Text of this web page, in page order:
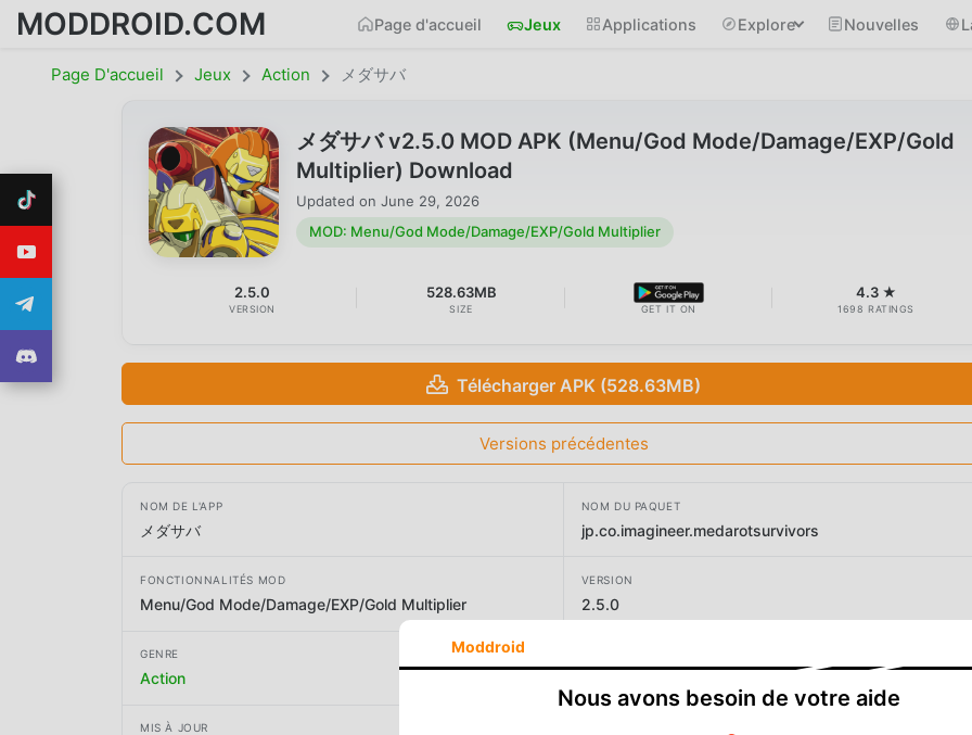
MODDROID.COM Page d'accueil Jeux Applications Explore Nouvelles
Page D'accueil Jeux Action メダサバ
メダサバ v2.5.0 MOD APK (Menu/God Mode/Damage/EXP/Gold
Multiplier) Download
Updated on June 29, 2026
MOD: Menu/God Mode/Damage/EXP/Gold Multiplier
2.5.0
VERSION
528.63MB
SIZE GET IT ON
4.3 ★
1698 RATINGS
Télécharger APK (528.63MB)
Versions précédentes
NOM DE L'APP
メダサバ
NOM DU PAQUET
jp.co.imagineer.medarotsurvivors
FONCTIONNALITÉS MOD
Menu/God Mode/Damage/EXP/Gold Multiplier
VERSION
2.5.0
GENRE
Action
MIS À JOUR
Moddroid
Nous avons besoin de votre aide